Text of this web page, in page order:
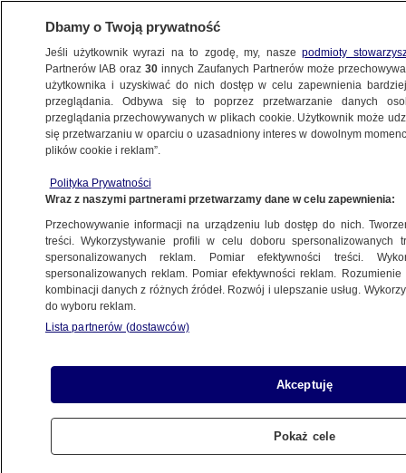
POLSKA
schodami, otwierać okna"
25.05.2018, 23:42Aktualizacja:26.05.2018, 07:52
Udostępnij
Dbamy o Twoją prywatność
Jeśli użytkownik wyrazi na to zgodę, my, naszepodmioty
Partnerów IAB oraz30 innych Zaufanych Partnerów może
użytkownika i uzyskiwać do nich dostęp w celu zapewnienia
przeglądania. Odbywa się to poprzez przetwarzanie danych
przeglądania przechowywanych w plikach cookie. Użytkownik może
się przetwarzaniu w oparciu o uzasadniony interes w dowolnym
plików cookie i reklam”.
Polityka Prywatności
Wraz z naszymi partnerami przetwarzamy dane w celu zapewnienia:
Przechowywanie informacji na urządzeniu lub dostęp do nich.
treści. Wykorzystywanie profili w celu doboru spersonalizowanych
spersonalizowanych reklam. Pomiar efektywności treści.
spersonalizowanych reklam. Pomiar efektywności reklam.
kombinacji danych z różnych źródeł. Rozwój i ulepszanie usług.
do wyboru reklam.
Lista partnerów (dostawców)
Akceptuję
Pokaż cele